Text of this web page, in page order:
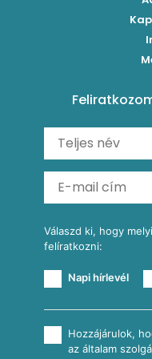
Carbonara
Szaftos paprikás csirke
Shakshuka
Ratatouille
Kukoricás-újhagymás
Mexikói húsleves
Almás-kéksajtos
Köretek
Reggeli receptek
Válaszd ki, hogy
felíratkozni:
Napi hírlevél
Hozzájárulok,
az általam